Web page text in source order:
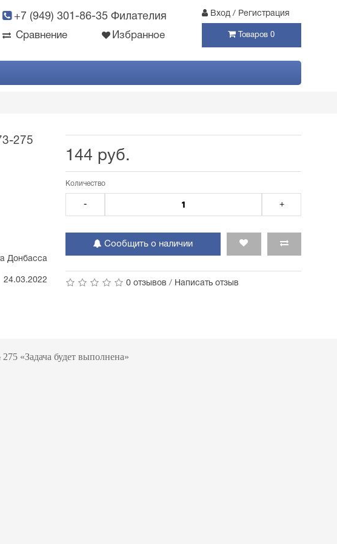
+7 (949) 301-86-35 Филателия Вход / Регистрация
Сравнение Избранное Товаров 0
275
Донбасса
24.03.2022
144 руб.
Количество
- +
Сообщить о наличии
0 отзывов / Написать отзыв
«Задача будет выполнена»